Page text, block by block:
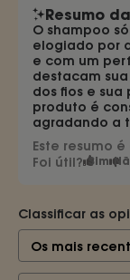
Resumo
O shampoo
elogiado por
e com um
destacam
dos fios e
produto é
agradando a
Este resumo
Foi útil? Sim
Classificar as